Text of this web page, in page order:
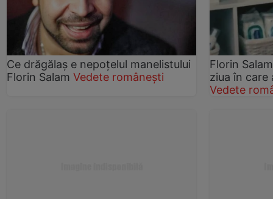
Ce drăgălaş e nepoţelul manelistului
Florin Salam Vedete românești
Florin
ziua în care
Vedete